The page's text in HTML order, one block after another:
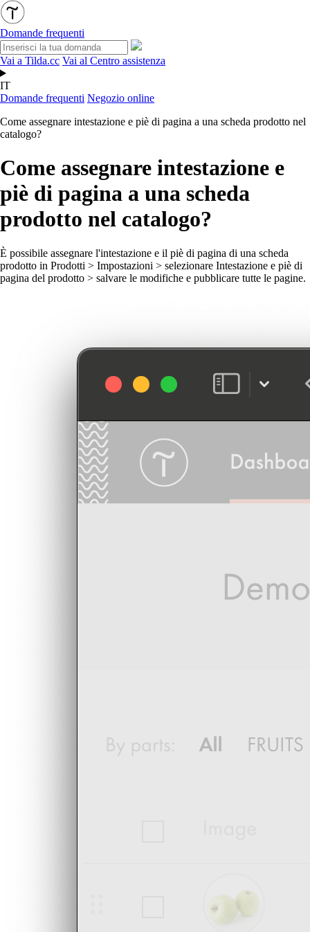
Domande frequenti
Vai a Tilda.cc Vai al Centro assistenza
IT
Domande frequenti Negozio online
Come assegnare intestazione e piè di pagina a una scheda prodotto nel
catalogo?
Come assegnare intestazione e
piè di pagina a una scheda
prodotto nel catalogo?
È possibile assegnare l'intestazione e il piè di pagina di una scheda
prodotto in Prodotti > Impostazioni > selezionare Intestazione e piè di
pagina del prodotto > salvare le modifiche e pubblicare tutte le pagine.